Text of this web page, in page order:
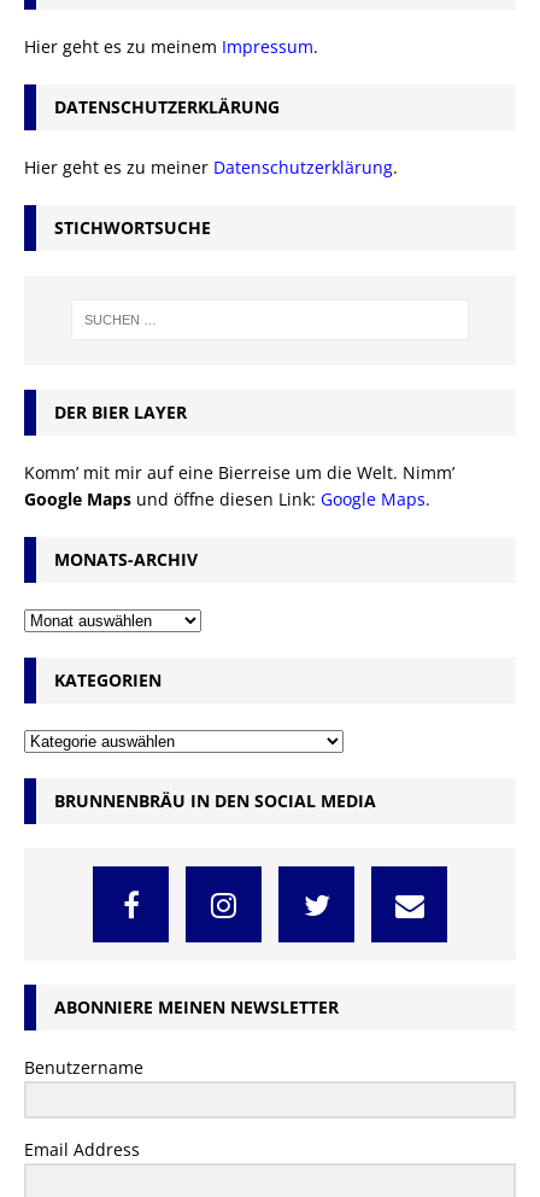
Hier geht es zu meinem Impressum.
DATENSCHUTZERKLÄRUNG
Hier geht es zu meiner Datenschutzerklärung.
STICHWORTSUCHE
DER BIER LAYER
Komm’ mit mir auf eine Bierreise um die Welt. Nimm’
Google Maps und öffne diesen Link: Google Maps.
MONATS-ARCHIV
KATEGORIEN
BRUNNENBRÄU IN DEN SOCIAL MEDIA
ABONNIERE MEINEN NEWSLETTER
Benutzername
Email Address